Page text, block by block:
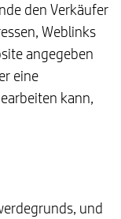
den Verkäufer
Weblinks
angegeben
eine
kann,
und